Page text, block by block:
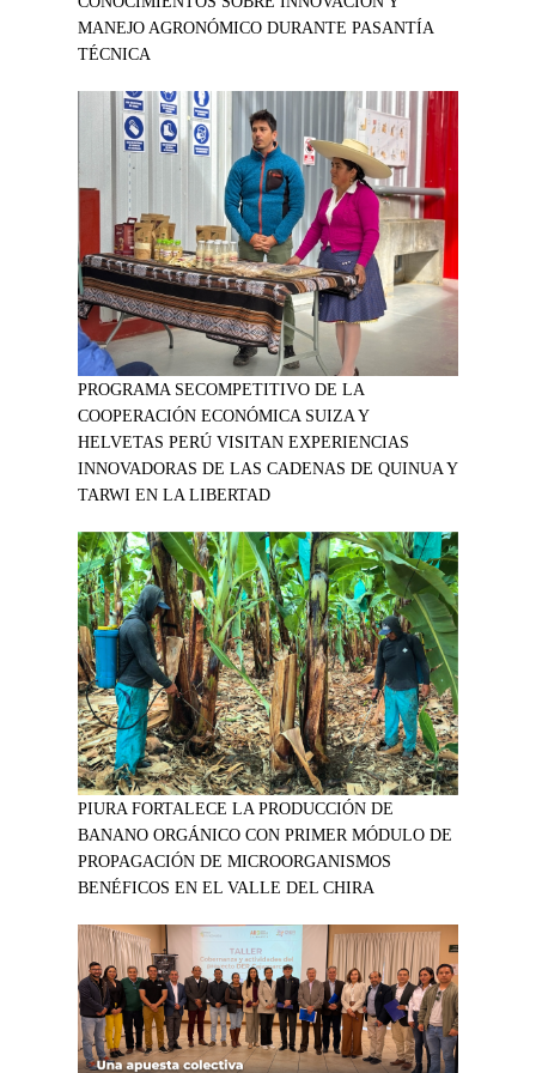
MANEJO AGRONÓMICO DURANTE PASANTÍA
TÉCNICA
PROGRAMA SECOMPETITIVO DE LA
COOPERACIÓN ECONÓMICA SUIZA Y
HELVETAS PERÚ VISITAN EXPERIENCIAS
INNOVADORAS DE LAS CADENAS DE QUINUA Y
TARWI EN LA LIBERTAD
PIURA FORTALECE LA PRODUCCIÓN DE
BANANO ORGÁNICO CON PRIMER MÓDULO DE
PROPAGACIÓN DE MICROORGANISMOS
BENÉFICOS EN EL VALLE DEL CHIRA